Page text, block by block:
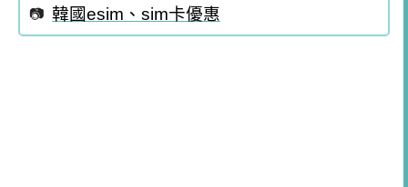
韓國esim、sim卡優惠